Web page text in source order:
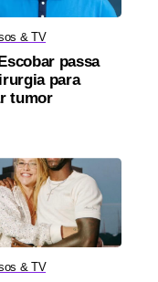
& TV
passa
para
tumor
& TV